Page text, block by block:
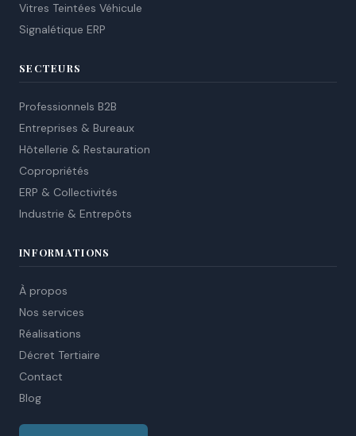
Vitres Teintées Véhicule
Signalétique ERP
SECTEURS
Professionnels B2B
Entreprises & Bureaux
Hôtellerie & Restauration
Copropriétés
ERP & Collectivités
Industrie & Entrepôts
INFORMATIONS
À propos
Nos services
Réalisations
Décret Tertiaire
Contact
Blog